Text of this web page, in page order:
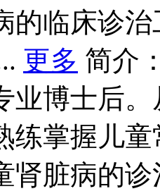
的临床诊
更多 简介
业博士后
练掌握儿
肾脏病的